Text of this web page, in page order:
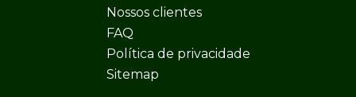
Nossos clientes
FAQ
Política de privacidade
Sitemap